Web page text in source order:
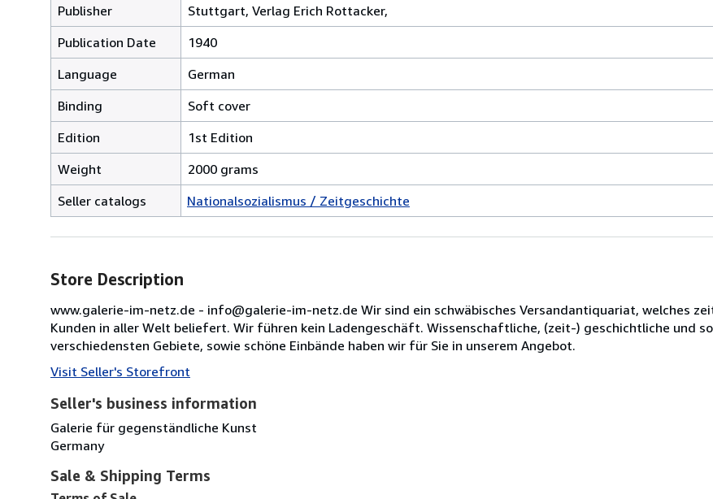
Publisher
Stuttgart, Verlag Erich Rottacker,
Publication Date
1940
Language
German
Binding
Soft cover
Edition
1st Edition
Weight
2000 grams
Seller catalogs
Nationalsozialismus / Zeitgeschichte
Store Description
www.galerie-im-netz.de - info@galerie-im-netz.de Wir sind ein schwäbisches Versandantiquariat, welches
Kunden in aller Welt beliefert. Wir führen kein Ladengeschäft. Wissenschaftliche, (zeit-) geschichtliche und
verschiedensten Gebiete, sowie schöne Einbände haben wir für Sie in unserem Angebot.
Visit Seller's Storefront
Seller's business information
Galerie für gegenständliche Kunst
Germany
Sale & Shipping Terms